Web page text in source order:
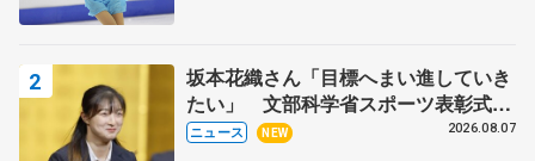
坂本花織さん「目標へまい進していき
たい」 文部科学省スポーツ表彰式で
代表謝辞
ニュース NEW 2026.08.07